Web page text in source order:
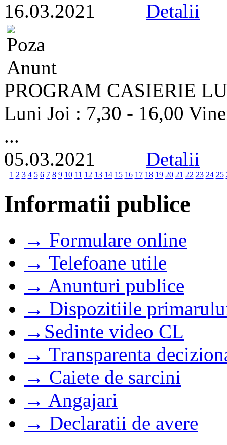
16.03.2021 Detalii
PROGRAM CASIERIE
Luni Joi : 7,30 - 16,00
...
05.03.2021 Detalii
1 2 3 4 5 6 7 8 9 10 11 12 13 14 15 16 17 18 19 20 21 22 23 24 25
Informatii publice
→ Formulare online
→ Telefoane utile
→ Anunturi publice
→ Dispozitiile
→Sedinte video CL
→ Transparenta
→ Caiete de sarcini
→ Angajari
→ Declaratii de avere